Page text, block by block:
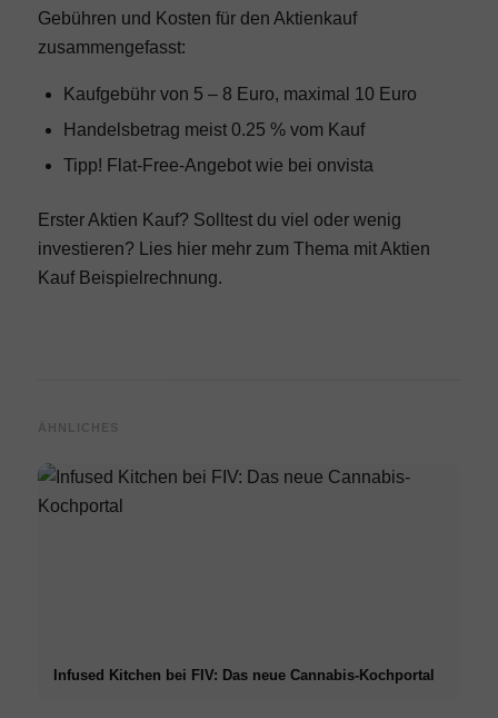
Gebühren und Kosten für den Aktienkauf
zusammengefasst:
Kaufgebühr von 5 – 8 Euro, maximal 10 Euro
Handelsbetrag meist 0.25 % vom Kauf
Tipp! Flat-Free-Angebot wie bei onvista
Erster Aktien Kauf? Solltest du viel oder wenig
investieren? Lies hier mehr zum Thema mit Aktien
Kauf Beispielrechnung.
ÄHNLICHES
Infused Kitchen bei FIV: Das neue Cannabis-Kochportal